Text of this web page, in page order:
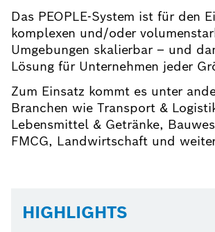
Das PEOPLE-System ist für den
komplexen und/oder
Umgebungen skalierbar – und
Lösung für Unternehmen jeder
Zum Einsatz kommt es unter
Branchen wie Transport &
Lebensmittel & Getränke,
FMCG, Landwirtschaft und
HIGHLIGHTS